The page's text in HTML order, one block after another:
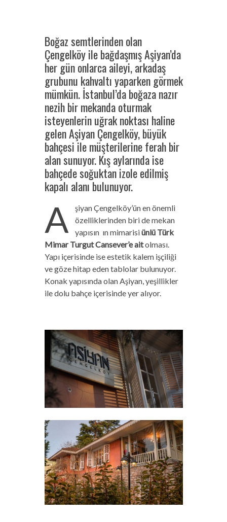
Boğaz semtlerinden olan
Çengelköy ile bağdaşmış Aşiyan’da
her gün onlarca aileyi, arkadaş
grubunu kahvaltı yaparken görmek
mümkün. İstanbul’da boğaza nazır
nezih bir mekanda oturmak
isteyenlerin uğrak noktası haline
gelen Aşiyan Çengelköy, büyük
bahçesi ile müşterilerine ferah bir
alan sunuyor. Kış aylarında ise
bahçede soğuktan izole edilmiş
kapalı alanı bulunuyor.
A
şiyan Çengelköy’ün en önemli
özelliklerinden biri de mekan
yapısın ın mimarisiünlü Türk
Mimar Turgut Cansever’e aitolması.
Yapı içerisinde ise estetik kalem işçiliği
ve göze hitap eden tablolar bulunuyor.
Konak yapısında olan Aşiyan, yeşillikler
ile dolu bahçe içerisinde yer alıyor.